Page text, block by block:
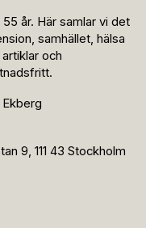
år. Här samlar vi det
samhället, hälsa
och
9, 111 43 Stockholm